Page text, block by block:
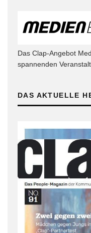
Das Clap-Angebot
spannenden
DAS AKTUELLE